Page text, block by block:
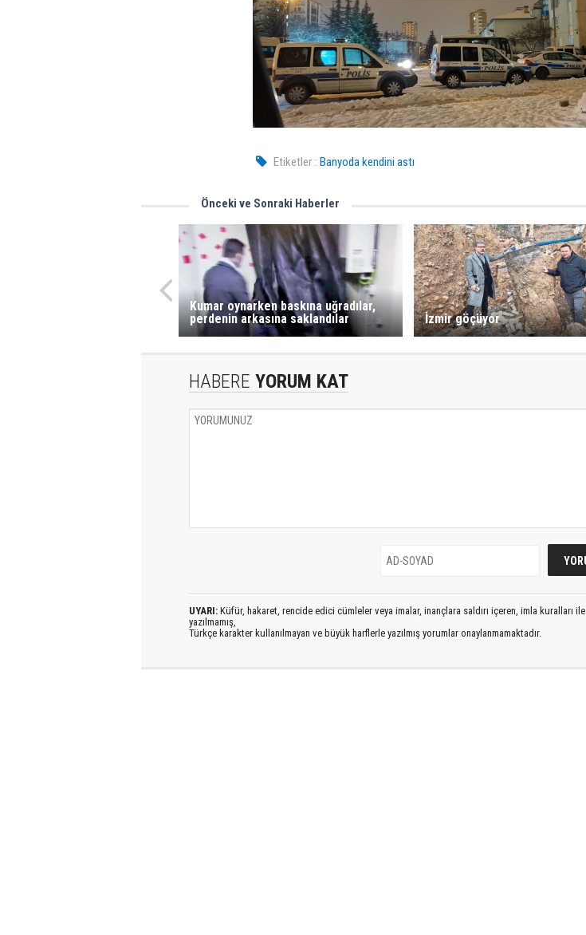
Etiketler : Banyoda kendini astı
Önceki ve Sonraki Haberler
Kumar oynarken baskına uğradılar,
perdenin arkasına saklandılar
İzmir göçüyor
HABERE YORUM KAT
UYARI: Küfür, hakaret, rencide edici cümleler veya imalar, inançlara saldırı içeren, imla kuralları ile
yazılmamış,
Türkçe karakter kullanılmayan ve büyük harflerle yazılmış yorumlar onaylanmamaktadır.